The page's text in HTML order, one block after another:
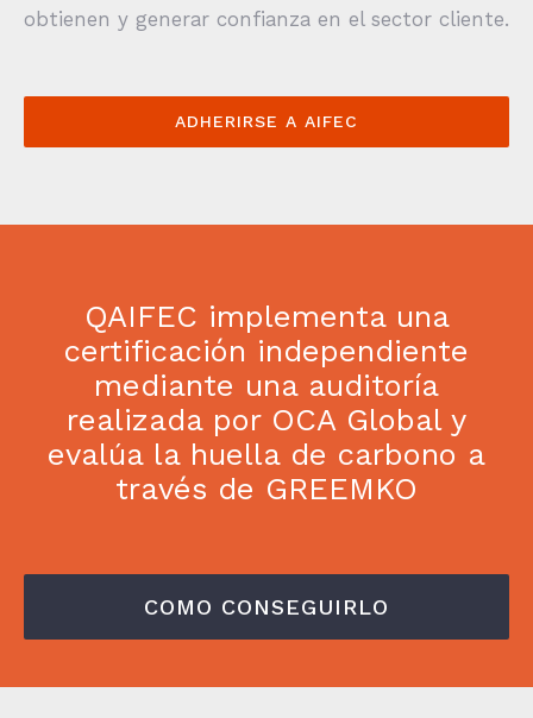
obtienen y generar confianza en el sector cliente.
ADHERIRSE A AIFEC
QAIFEC implementa una
certificación independiente
mediante una auditoría
realizada por OCA Global y
evalúa la huella de carbono a
través de GREEMKO
COMO CONSEGUIRLO